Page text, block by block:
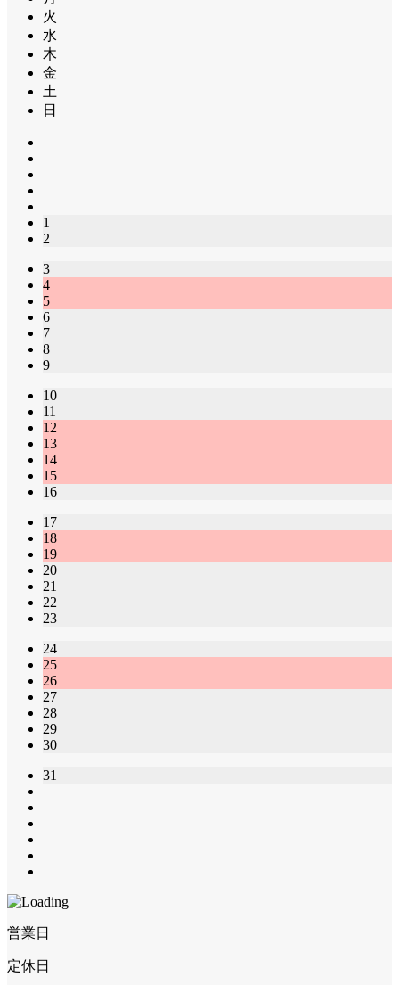
火
水
木
金
土
日
1
2
3
4
5
6
7
8
9
10
11
12
13
14
15
16
17
18
19
20
21
22
23
24
25
26
27
28
29
30
31
営業日
定休日